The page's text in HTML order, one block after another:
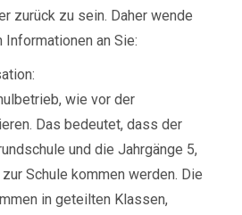
zurück zu sein. Daher wende
an Sie:
wie vor der
Das bedeutet, dass der
und die Jahrgänge 5,
Schule kommen werden. Die
in geteilten Klassen,